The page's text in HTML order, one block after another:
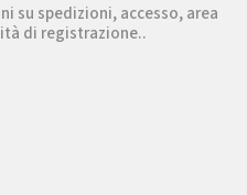
su spedizioni, accesso, area
di registrazione..